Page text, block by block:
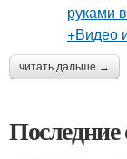
читать дальше →
Последние